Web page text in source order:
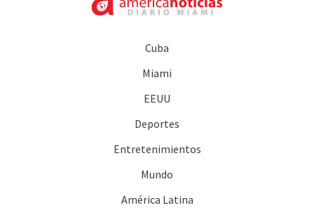
Cuba
Miami
EEUU
Deportes
Entretenimientos
Mundo
América Latina